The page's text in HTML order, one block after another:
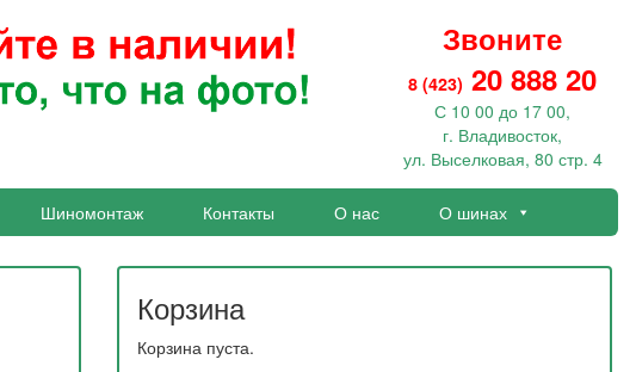
Звоните
8 (423) 20 888 20
С 10 00 до 17 00,
г. Владивосток,
ул. Выселковая, 80 стр. 4
Шиномонтаж Контакты О нас О шинах
Корзина
Корзина пуста.